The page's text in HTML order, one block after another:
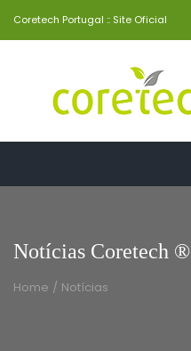
Coretech Portugal :: Site Oficial
Notícias Coretech ®
Home / Notícias